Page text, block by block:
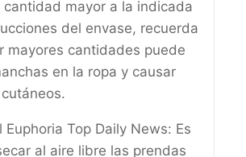
cantidad mayor a la indicada
del envase, recuerda
mayores cantidades puede
en la ropa y causar
Euphoria Top Daily News: Es
al aire libre las prendas